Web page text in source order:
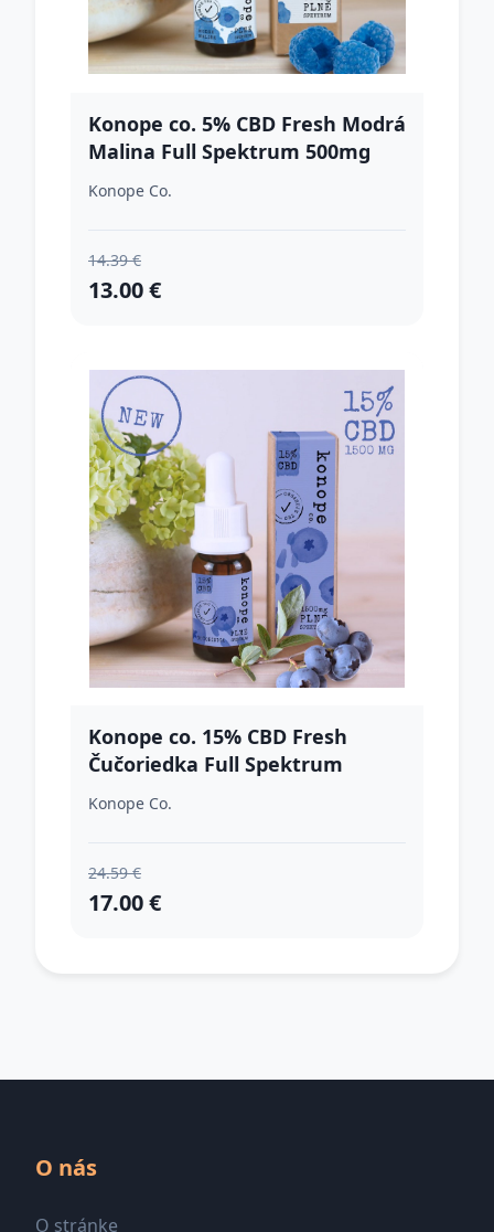
Konope co. 5% CBD Fresh Modrá
Malina Full Spektrum 500mg
Konope Co.
14.39 €
13.00 €
Konope co. 15% CBD Fresh
Čučoriedka Full Spektrum
1500mg
Konope Co.
24.59 €
17.00 €
O nás
O stránke